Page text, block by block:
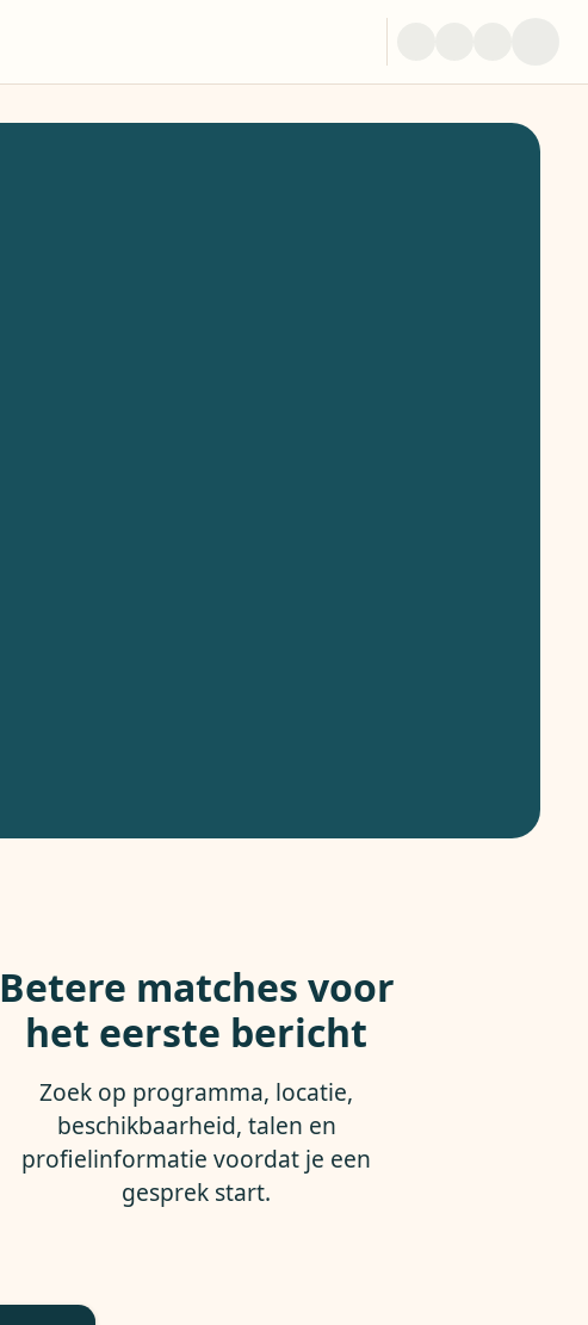
Betere matches voor
het eerste bericht
Zoek op programma, locatie,
beschikbaarheid, talen en
profielinformatie voordat je een
gesprek start.